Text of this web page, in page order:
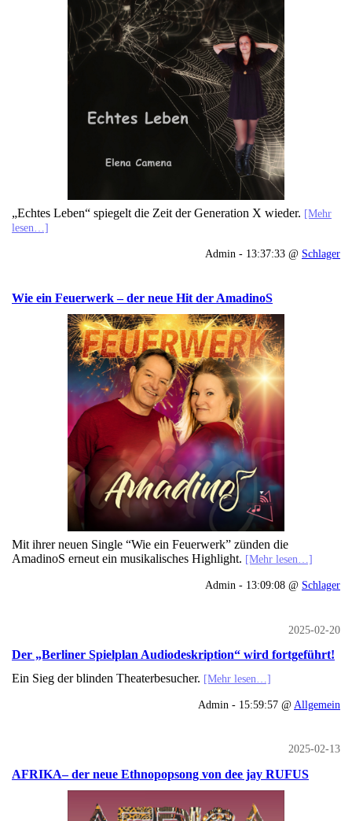
„Echtes Leben“ spiegelt die Zeit der Generation X wieder. [Mehr
lesen…]
Admin - 13:37:33 @ Schlager
Wie ein Feuerwerk – der neue Hit der AmadinoS
Mit ihrer neuen Single “Wie ein Feuerwerk” zünden die
AmadinoS erneut ein musikalisches Highlight. [Mehr lesen…]
Admin - 13:09:08 @ Schlager
2025-02-20
Der „Berliner Spielplan Audiodeskription“ wird fortgeführt!
Ein Sieg der blinden Theaterbesucher. [Mehr lesen…]
Admin - 15:59:57 @ Allgemein
2025-02-13
AFRIKA– der neue Ethnopopsong von dee jay RUFUS